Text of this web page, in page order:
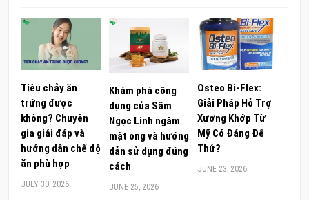
Tiêu chảy ăn
trứng được
không? Chuyên
gia giải đáp và
hướng dẫn chế độ
ăn phù hợp
JULY 30, 2026
Khám phá công
dụng của Sâm
Ngọc Linh ngâm
mật ong và hướng
dẫn sử dụng đúng
cách
JUNE 25, 2026
Osteo Bi-Flex:
Giải Pháp Hỗ Trợ
Xương Khớp Từ
Mỹ Có Đáng Để
Thử?
JUNE 23, 2026